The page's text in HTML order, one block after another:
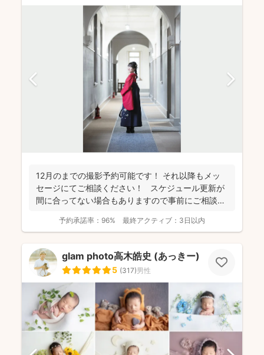
12月のまでの撮影予約可能です！ それ以降もメッ
セージにてご相談ください！ スケジュール更新が
間に合ってない場合もありますので事前にご相談く
予約承諾率： 96% 最終アクティブ： 3日以内
glam photo高木皓史 (あっきー)
5 (317)男性